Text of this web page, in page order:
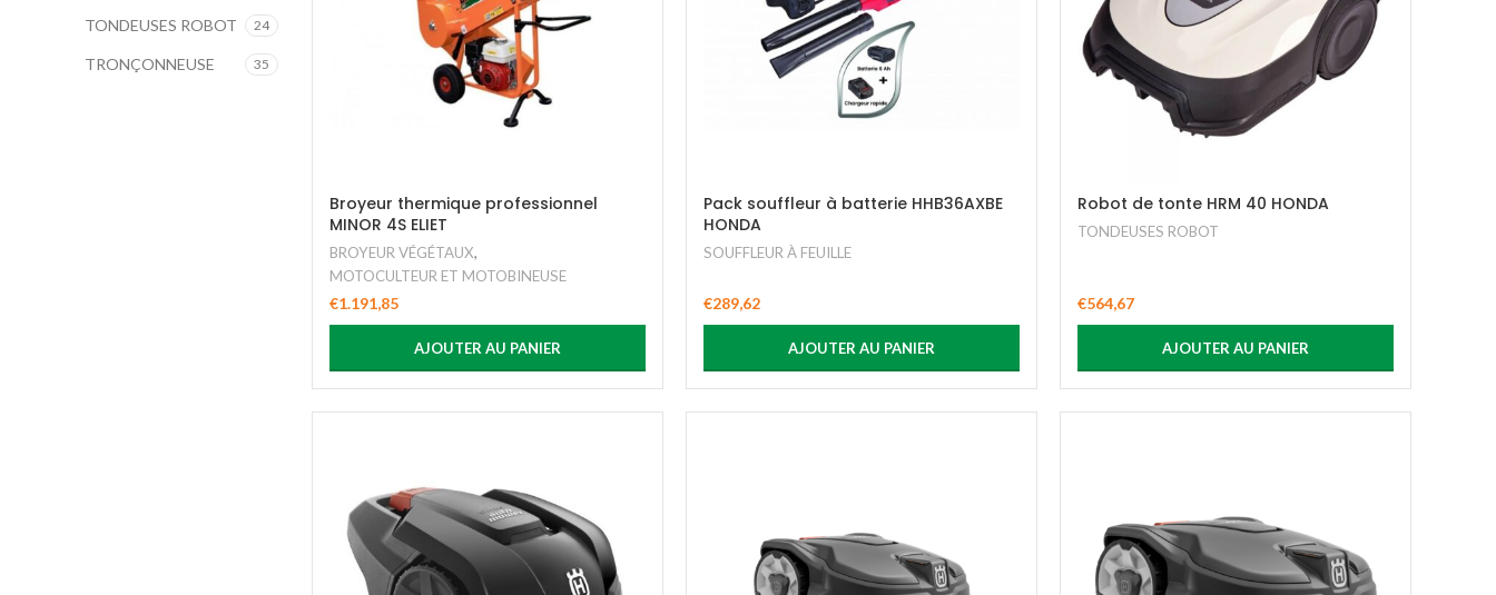
TONDEUSES ROBOT 24
TRONÇONNEUSE 35
Broyeur thermique professionnel
MINOR 4S ELIET
BROYEUR VÉGÉTAUX,
MOTOCULTEUR ET MOTOBINEUSE
€1.191,85
AJOUTER AU PANIER
Pack souffleur à batterie HHB36AXBE
HONDA
SOUFFLEUR À FEUILLE
€289,62
AJOUTER AU PANIER
Robot de tonte HRM 40 HONDA
TONDEUSES ROBOT
€564,67
AJOUTER AU PANIER